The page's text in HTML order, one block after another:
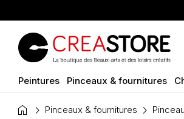
Peintures Pinceaux & fournitures
home Pinceaux & fournitures